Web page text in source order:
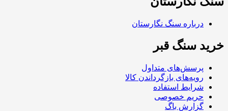
درباره سنگ نگارستان
خرید سنگ قبر
پرسش‌های متداول
رویه‌های بازگرداندن کالا
شرایط استفاده
حریم خصوصی
گزارش باگ